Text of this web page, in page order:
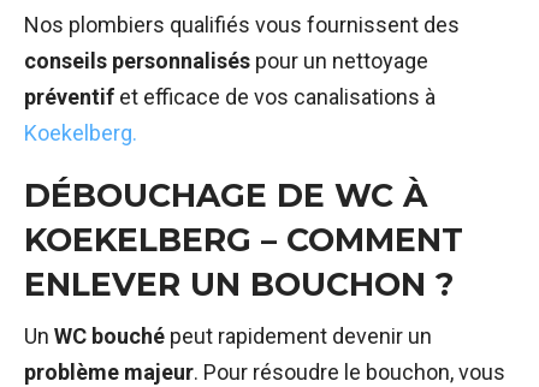
Nos plombiers qualifiés vous fournissent des
conseils personnalisés pour un nettoyage
préventif et efficace de vos canalisations à
Koekelberg.
DÉBOUCHAGE DE WC À
KOEKELBERG – COMMENT
ENLEVER UN BOUCHON ?
Un WC bouché peut rapidement devenir un
problème majeur. Pour résoudre le bouchon, vous